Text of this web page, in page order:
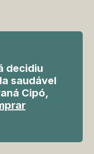
decidiu
saudável
Cipó,